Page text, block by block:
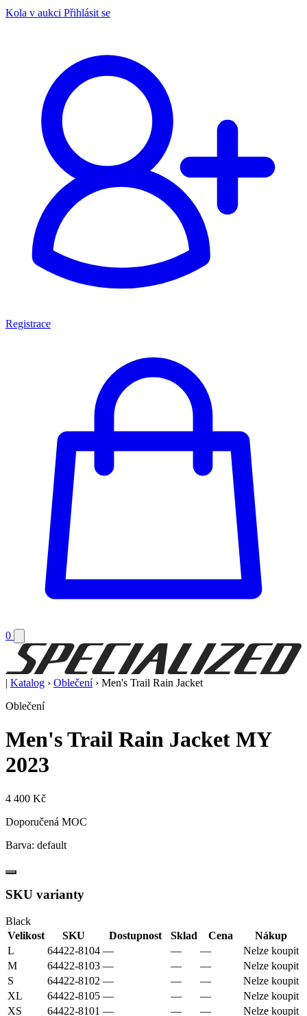
Kola v aukci Přihlásit se
Registrace
0
| Katalog › Oblečení › Men's Trail Rain Jacket
Oblečení
Men's Trail Rain Jacket MY
2023
4 400 Kč
Doporučená MOC
Barva: default
SKU varianty
Black
Velikost
SKU Dostupnost Sklad Cena
Nákup
L
64422-8104 — — —
Nelze koupit
M
64422-8103 — — —
Nelze koupit
S
64422-8102 — — —
Nelze koupit
XL
64422-8105 — — —
Nelze koupit
XS
64422-8101 — — — Nelze koupit